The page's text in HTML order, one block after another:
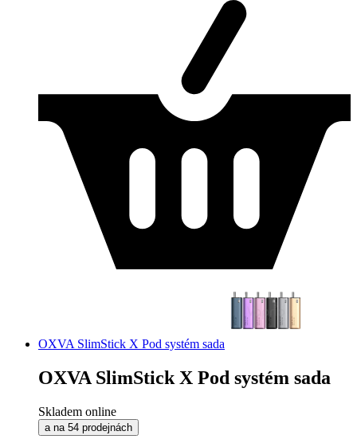
OXVA SlimStick X Pod systém sada
OXVA SlimStick X Pod systém sada
Skladem online
a na 54 prodejnách